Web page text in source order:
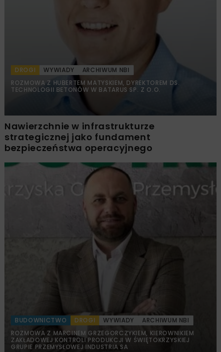
DROGI WYWIADY
ARCHIWUM NBI
ROZMOWA Z HUBERTEM MATYSKIEM, DYREKTOREM DS.
TECHNOLOGII BETONÓW W BATARUS SP. Z O.O.
Nawierzchnie w infrastrukturze
strategicznej jako fundament
bezpieczeństwa operacyjnego
BUDOWNICTWO DROGI WYWIADY
ARCHIWUM NBI
ROZMOWA Z MARCINEM GRZEGORCZYKIEM, KIEROWNIKIEM
ZAKŁADOWEJ KONTROLI PRODUKCJI W ŚWIĘTOKRZYSKIEJ
GRUPIE PRZEMYSŁOWEJ INDUSTRIA SA